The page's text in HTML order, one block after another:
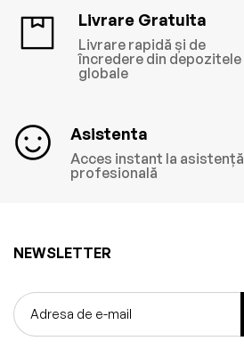
Livrare Gratuita
Livrare rapidă și de
încredere din depozitele
globale
Asistenta
Acces instant la asistență
profesională
NEWSLETTER